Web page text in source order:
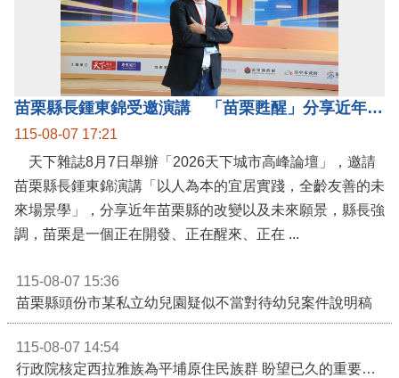
苗栗縣長鍾東錦受邀演講 「苗栗甦醒」分享近年轉變
115-08-07 17:21
天下雜誌8月7日舉辦「2026天下城市高峰論壇」，邀請
苗栗縣長鍾東錦演講「以人為本的宜居實踐，全齡友善的未
來場景學」，分享近年苗栗縣的改變以及未來願景，縣長強
調，苗栗是一個正在開發、正在醒來、正在 ...
115-08-07 15:36
苗栗縣頭份市某私立幼兒園疑似不當對待幼兒案件說明稿
115-08-07 14:54
行政院核定西拉雅族為平埔原住民族群 盼望已久的重要時刻到來！8月13日起受理民族成員名冊登記